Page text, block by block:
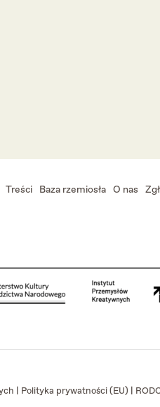
Treści Baza rzemiosła O nas
| Polityka prywatności (EU) |